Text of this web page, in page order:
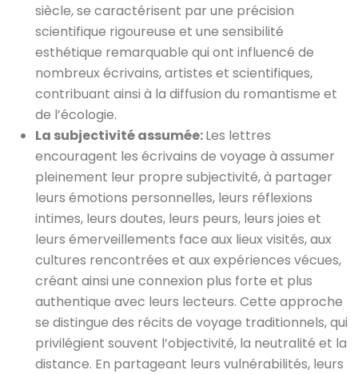
siècle, se caractérisent par une précision
scientifique rigoureuse et une sensibilité
esthétique remarquable qui ont influencé de
nombreux écrivains, artistes et scientifiques,
contribuant ainsi à la diffusion du romantisme et
de l’écologie.
La subjectivité assumée:Les lettres
encouragent les écrivains de voyage à assumer
pleinement leur propre subjectivité, à partager
leurs émotions personnelles, leurs réflexions
intimes, leurs doutes, leurs peurs, leurs joies et
leurs émerveillements face aux lieux visités, aux
cultures rencontrées et aux expériences vécues,
créant ainsi une connexion plus forte et plus
authentique avec leurs lecteurs. Cette approche
se distingue des récits de voyage traditionnels, qui
privilégient souvent l’objectivité, la neutralité et la
distance. En partageant leurs vulnérabilités, leurs